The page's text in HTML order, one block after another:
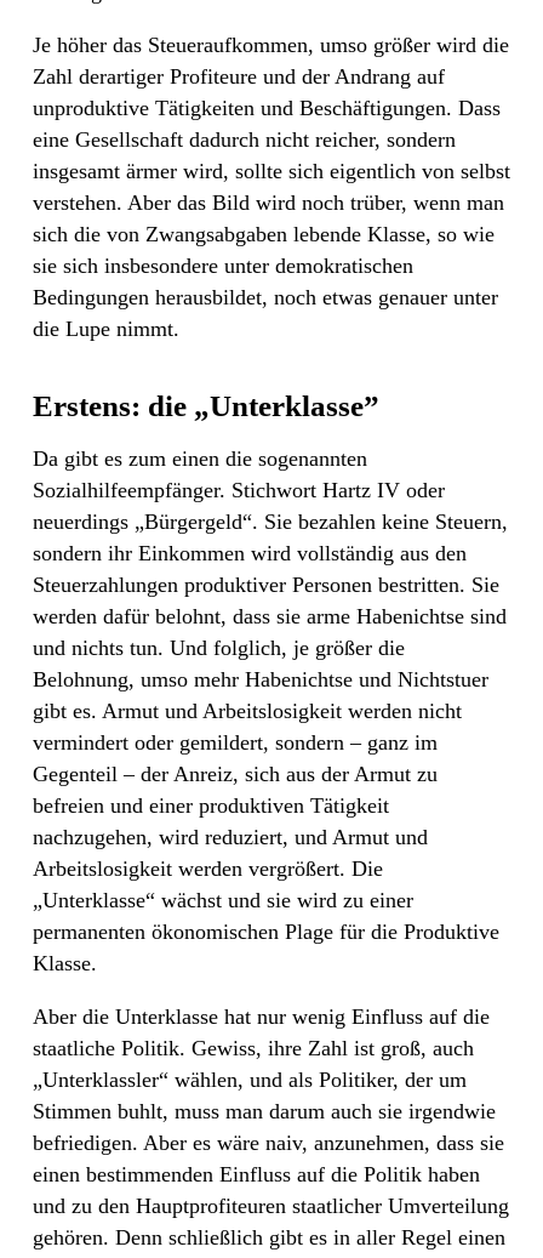
Je höher das Steueraufkommen, umso größer wird die
Zahl derartiger Profiteure und der Andrang auf
unproduktive Tätigkeiten und Beschäftigungen. Dass
eine Gesellschaft dadurch nicht reicher, sondern
insgesamt ärmer wird, sollte sich eigentlich von selbst
verstehen. Aber das Bild wird noch trüber, wenn man
sich die von Zwangsabgaben lebende Klasse, so wie
sie sich insbesondere unter demokratischen
Bedingungen herausbildet, noch etwas genauer unter
die Lupe nimmt.
Erstens: die „Unterklasse”
Da gibt es zum einen die sogenannten
Sozialhilfeempfänger. Stichwort Hartz IV oder
neuerdings „Bürgergeld“. Sie bezahlen keine Steuern,
sondern ihr Einkommen wird vollständig aus den
Steuerzahlungen produktiver Personen bestritten. Sie
werden dafür belohnt, dass sie arme Habenichtse sind
und nichts tun. Und folglich, je größer die
Belohnung, umso mehr Habenichtse und Nichtstuer
gibt es. Armut und Arbeitslosigkeit werden nicht
vermindert oder gemildert, sondern – ganz im
Gegenteil – der Anreiz, sich aus der Armut zu
befreien und einer produktiven Tätigkeit
nachzugehen, wird reduziert, und Armut und
Arbeitslosigkeit werden vergrößert. Die
„Unterklasse“ wächst und sie wird zu einer
permanenten ökonomischen Plage für die Produktive
Klasse.
Aber die Unterklasse hat nur wenig Einfluss auf die
staatliche Politik. Gewiss, ihre Zahl ist groß, auch
„Unterklassler“ wählen, und als Politiker, der um
Stimmen buhlt, muss man darum auch sie irgendwie
befriedigen. Aber es wäre naiv, anzunehmen, dass sie
einen bestimmenden Einfluss auf die Politik haben
und zu den Hauptprofiteuren staatlicher Umverteilung
gehören. Denn schließlich gibt es in aller Regel einen